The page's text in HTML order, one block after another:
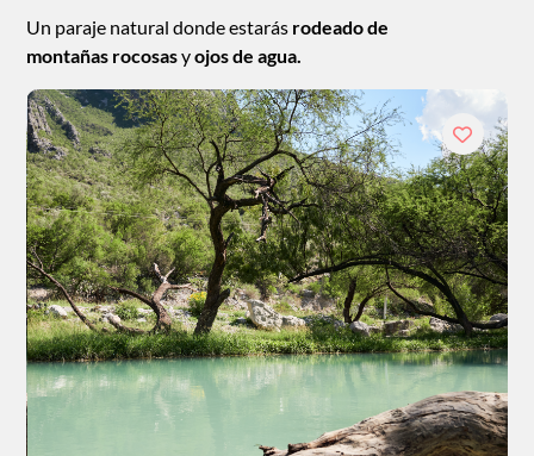
Un paraje natural donde estarás rodeado de
montañas rocosasyojos de agua.